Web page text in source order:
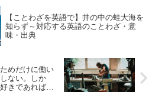
【ことわざを英語で】井の中の蛙大海を
知らず～対応する英語のことわざ・意
味・出典
めだけに働い
ない。しか
きであれば、